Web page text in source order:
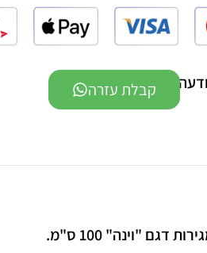
- קבלת עזרה